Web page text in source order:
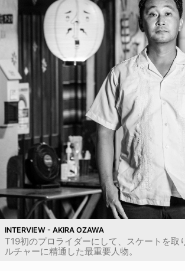
INTERVIEW - AKIRA OZAWA
T19初のプロライダーにして、スケートを取
ルチャーに精通した最重要人物。